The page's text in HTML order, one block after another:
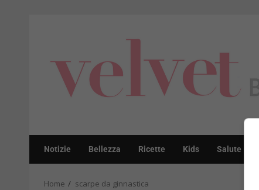
Notizie Bellezza Ricette Kids Salute
Home scarpe da ginnastica